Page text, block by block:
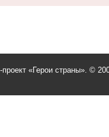
«Герои страны». ©